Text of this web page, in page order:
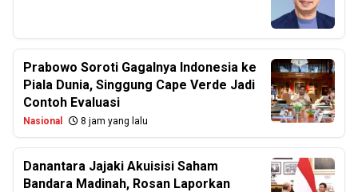
Prabowo Soroti Gagalnya Indonesia ke
Piala Dunia, Singgung Cape Verde Jadi
Contoh Evaluasi
Nasional 8 jam yang lalu
Danantara Jajaki Akuisisi Saham
Bandara Madinah, Rosan Laporkan